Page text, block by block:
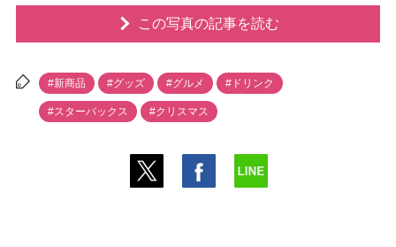
この写真の記事を読む
#新商品 #グッズ #グルメ #ドリンク
#スターバックス #クリスマス